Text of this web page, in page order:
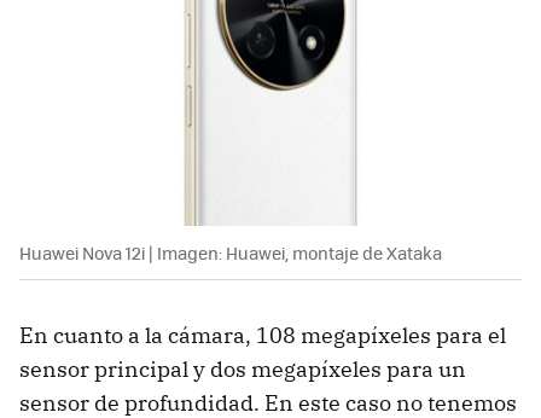
Huawei Nova 12i | Imagen: Huawei, montaje de Xataka
En cuanto a la cámara, 108 megapíxeles para el
sensor principal y dos megapíxeles para un
sensor de profundidad. En este caso no tenemos